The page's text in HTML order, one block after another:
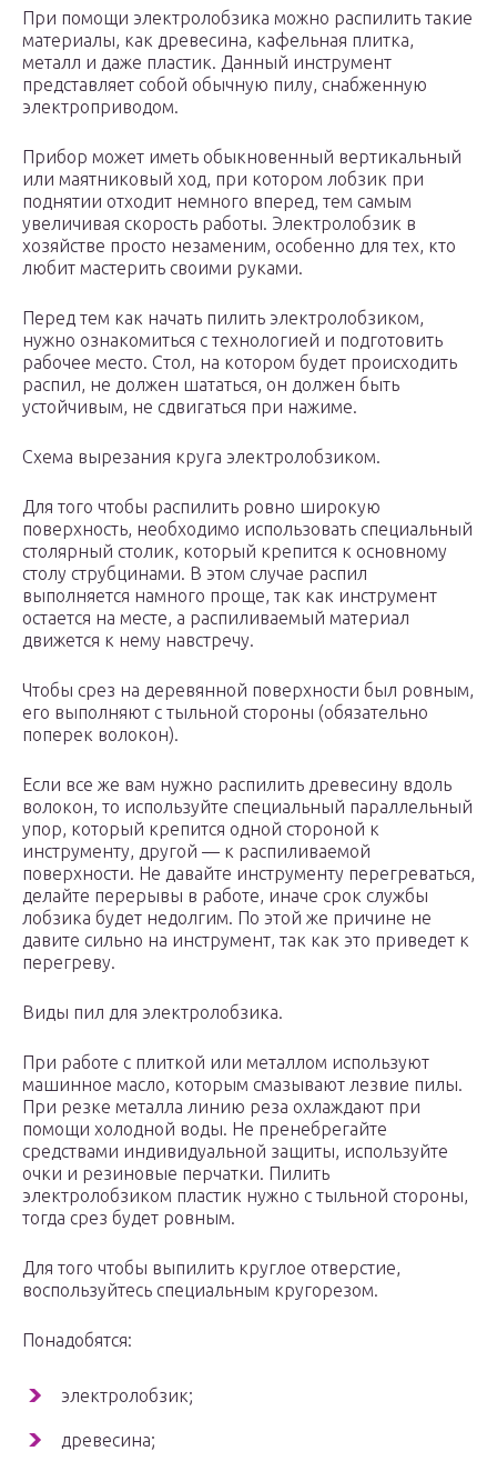
При помощи электролобзика можно распилить такие
материалы, как древесина, кафельная плитка,
металл и даже пластик. Данный инструмент
представляет собой обычную пилу, снабженную
электроприводом.
Прибор может иметь обыкновенный вертикальный
или маятниковый ход, при котором лобзик при
поднятии отходит немного вперед, тем самым
увеличивая скорость работы. Электролобзик в
хозяйстве просто незаменим, особенно для тех, кто
любит мастерить своими руками.
Перед тем как начать пилить электролобзиком,
нужно ознакомиться с технологией и подготовить
рабочее место. Стол, на котором будет происходить
распил, не должен шататься, он должен быть
устойчивым, не сдвигаться при нажиме.
Схема вырезания круга электролобзиком.
Для того чтобы распилить ровно широкую
поверхность, необходимо использовать специальный
столярный столик, который крепится к основному
столу струбцинами. В этом случае распил
выполняется намного проще, так как инструмент
остается на месте, а распиливаемый материал
движется к нему навстречу.
Чтобы срез на деревянной поверхности был ровным,
его выполняют с тыльной стороны (обязательно
поперек волокон).
Если все же вам нужно распилить древесину вдоль
волокон, то используйте специальный параллельный
упор, который крепится одной стороной к
инструменту, другой — к распиливаемой
поверхности. Не давайте инструменту перегреваться,
делайте перерывы в работе, иначе срок службы
лобзика будет недолгим. По этой же причине не
давите сильно на инструмент, так как это приведет к
перегреву.
Виды пил для электролобзика.
При работе с плиткой или металлом используют
машинное масло, которым смазывают лезвие пилы.
При резке металла линию реза охлаждают при
помощи холодной воды. Не пренебрегайте
средствами индивидуальной защиты, используйте
очки и резиновые перчатки. Пилить
электролобзиком пластик нужно с тыльной стороны,
тогда срез будет ровным.
Для того чтобы выпилить круглое отверстие,
воспользуйтесь специальным кругорезом.
Понадобятся:
электролобзик;
древесина;